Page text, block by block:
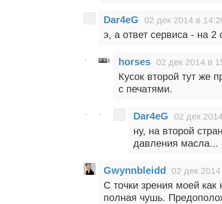
Dar4eG 02 дек 2014 в
э, а ответ сервиса - на 2
horses 02 дек 2014 в
Кусок второй тут же
с печатями.
Dar4eG 02 дек
ну, на второй
давления масла...
Gwynnbleidd 02 дек
С точки зрения моей
полная чушь.